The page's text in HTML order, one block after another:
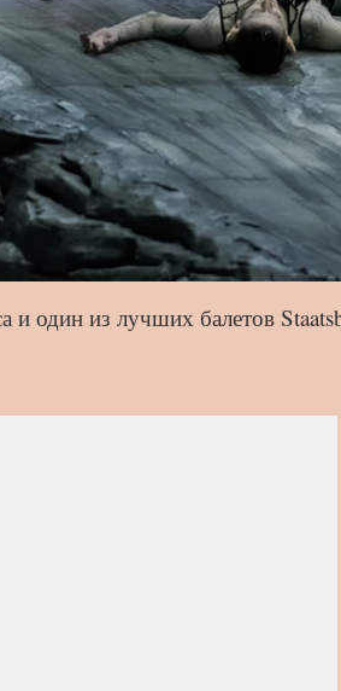
и один из лучших балетов